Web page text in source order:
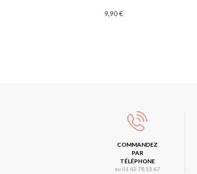
9,90 €
COMMANDEZ
PAR
TÉLÉPHONE
au 01 42 78 53 67